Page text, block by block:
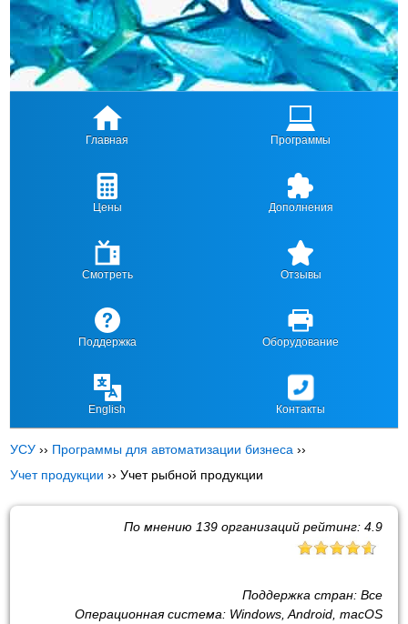
Главная Программы
Цены Дополнения
Смотреть Отзывы
Поддержка Оборудование
English Контакты
УСУ ›› Программы для автоматизации бизнеса ››
Учет продукции ››Учет рыбной продукции
По мнению 139организаций рейтинг: 4.9
Поддержка стран: Все
Операционная система: Windows, Android, macOS